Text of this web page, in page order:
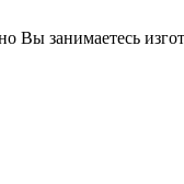
Вы занимаетесь